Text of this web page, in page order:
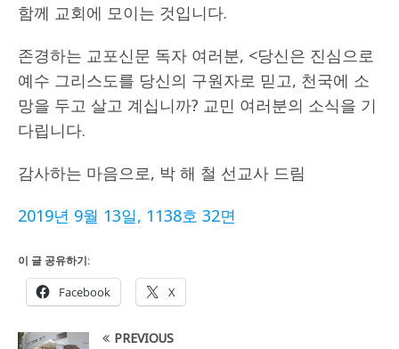
함께 교회에 모이는 것입니다.
존경하는 교포신문 독자 여러분, <당신은 진심으로
예수 그리스도를 당신의 구원자로 믿고, 천국에 소
망을 두고 살고 계십니까? 교민 여러분의 소식을 기
다립니다.
감사하는 마음으로, 박 해 철 선교사 드림
2019년 9월 13일, 1138호 32면
이 글 공유하기:
Facebook X
PREVIOUS